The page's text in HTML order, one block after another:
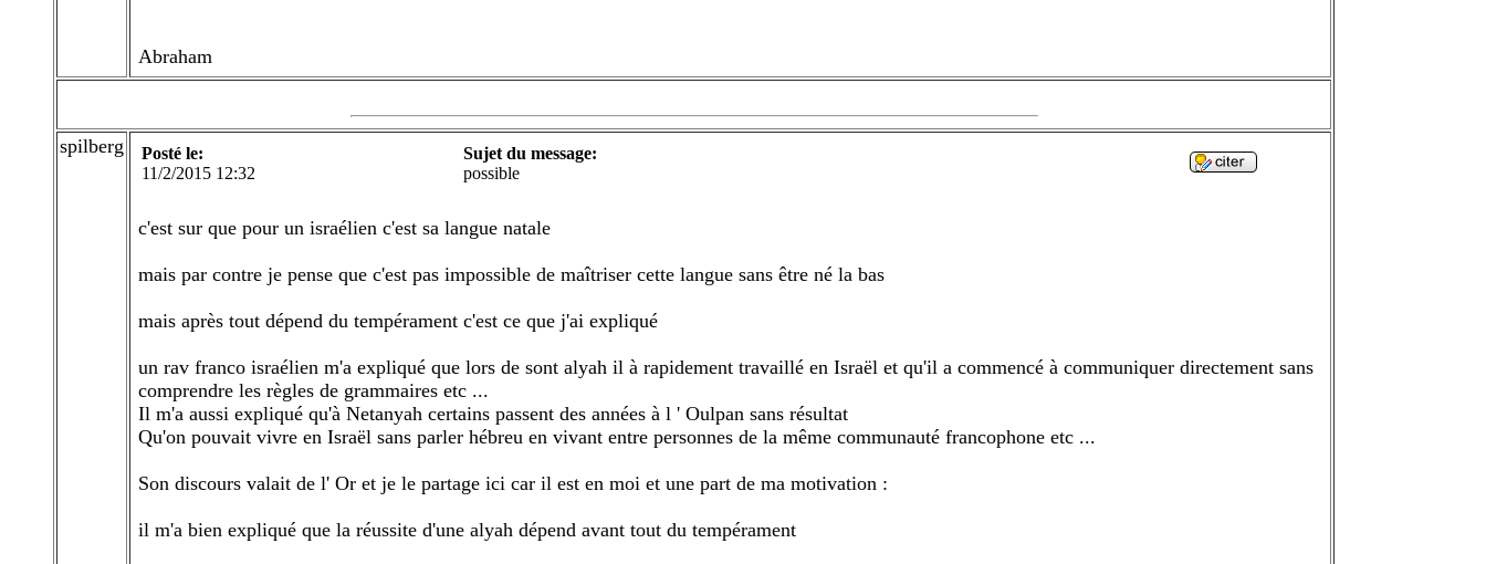
Abraham
spilberg
Posté le:
11/2/2015 12:32
Sujet du message:
possible
c'est sur que pour un israélien c'est sa langue natale
mais par contre je pense que c'est pas impossible de maîtriser cette langue sans être né la bas
mais après tout dépend du tempérament c'est ce que j'ai expliqué
un rav franco israélien m'a expliqué que lors de sont alyah il à rapidement travaillé en Israël et qu'il a commencé à communiquer directement sans
comprendre les règles de grammaires etc ...
Il m'a aussi expliqué qu'à Netanyah certains passent des années à l ' Oulpan sans résultat
Qu'on pouvait vivre en Israël sans parler hébreu en vivant entre personnes de la même communauté francophone etc ...
Son discours valait de l' Or et je le partage ici car il est en moi et une part de ma motivation :
il m'a bien expliqué que la réussite d'une alyah dépend avant tout du tempérament